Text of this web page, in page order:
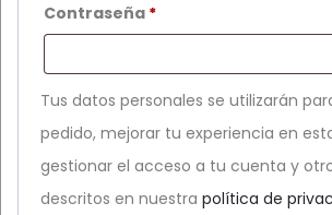
Contraseña *Obligatorio
Tus datos personales se utilizarán
pedido, mejorar tu experiencia en
gestionar el acceso a tu cuenta y
descritos en nuestra política de